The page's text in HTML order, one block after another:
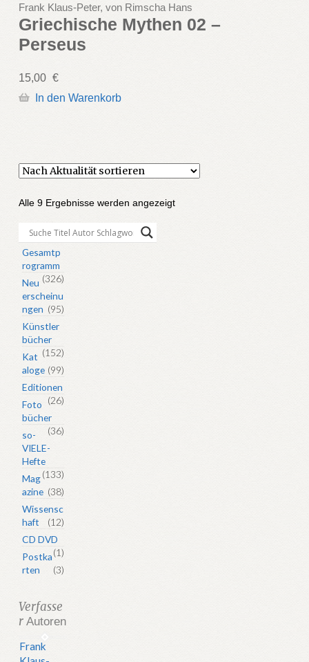
Frank Klaus-Peter, von Rimscha Hans
Griechische Mythen 02 –
Perseus
15,00 €
In den Warenkorb
Alle 9 Ergebnisse werden angezeigtNach
Gesamtp
rogramm
(326)
Neu
erscheinu
ngen (95)
Künstler
bücher
(152)
Kat
aloge (99)
Editionen
(26)
Foto
bücher
(36)
so-
VIELE-
Hefte
(133)
Mag
azine (38)
Wissensc
haft
(12)
CD DVD
(1)
Postka
rten
(3)
Verfasse
r Autoren
Frank